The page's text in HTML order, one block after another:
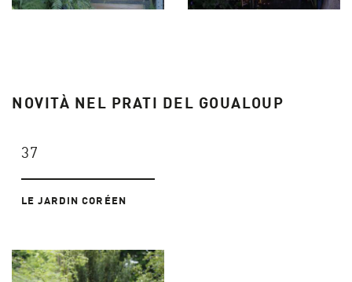
NOVITÀ NEL PRATI DEL GOUALOUP
37
LE JARDIN CORÉEN